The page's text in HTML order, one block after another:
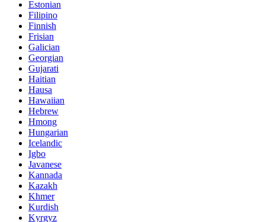
Estonian
Filipino
Finnish
Frisian
Galician
Georgian
Gujarati
Haitian
Hausa
Hawaiian
Hebrew
Hmong
Hungarian
Icelandic
Igbo
Javanese
Kannada
Kazakh
Khmer
Kurdish
Kyrgyz